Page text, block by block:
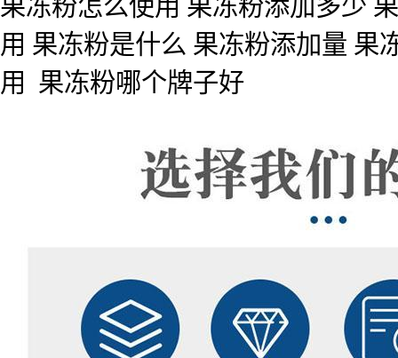
果冻粉怎么使用 果冻粉添加多少
用 果冻粉是什么 果冻粉添加量 果
用 果冻粉哪个牌子好